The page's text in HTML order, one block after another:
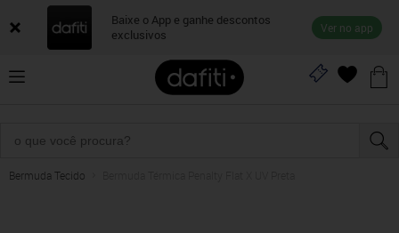
Baixe o App e ganhe descontos
exclusivos
Ver no app
Bermuda Tecido